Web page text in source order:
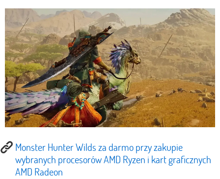
Monster Hunter Wilds za darmo przy zakupie
wybranych procesorów AMD Ryzen i kart graficznych
AMD Radeon